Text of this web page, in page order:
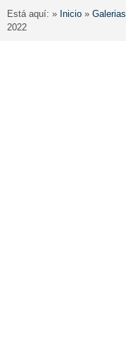
Está aquí: » Inicio » Galerias
2022